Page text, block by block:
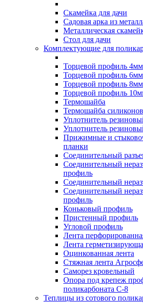
Скамейка для дачи
Садовая арка из
Металлическая
Стол для дачи
Комплектующие для
Торцевой профиль 4мм
Торцевой профиль 6мм
Торцевой профиль 8мм
Торцевой профиль
Термошайба
Термошайба
Уплотнитель
Уплотнитель
Прижимные и
планки
Соединительный
Соединительный
профиль
Соединительный
Соединительный
профиль
Коньковый профиль
Пристенный профиль
Угловой профиль
Лента
Лента
Оцинкованная лента
Стяжная лента
Саморез кровельный
Опора под крепеж
поликарбоната С-8
Теплицы из сотового